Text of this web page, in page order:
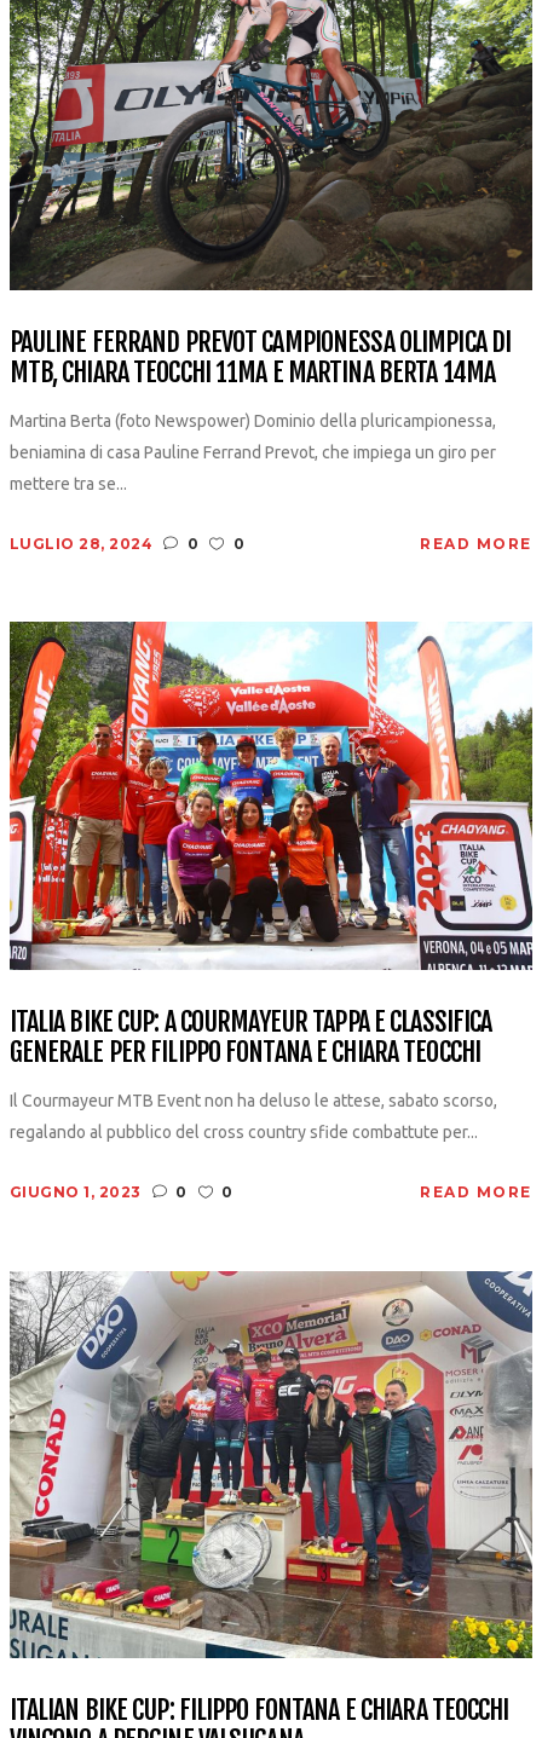
PAULINE FERRAND PREVOT CAMPIONESSA OLIMPICA DI
MTB, CHIARA TEOCCHI 11MA E MARTINA BERTA 14MA
Martina Berta (foto Newspower) Dominio della pluricampionessa,
beniamina di casa Pauline Ferrand Prevot, che impiega un giro per
mettere tra se...
LUGLIO 28, 2024 0 0 READ MORE
ITALIA BIKE CUP: A COURMAYEUR TAPPA E CLASSIFICA
GENERALE PER FILIPPO FONTANA E CHIARA TEOCCHI
Il Courmayeur MTB Event non ha deluso le attese, sabato scorso,
regalando al pubblico del cross country sfide combattute per...
GIUGNO 1, 2023 0 0 READ MORE
ITALIAN BIKE CUP: FILIPPO FONTANA E CHIARA TEOCCHI